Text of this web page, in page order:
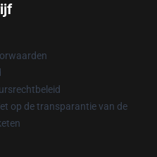
op de transparantie van de